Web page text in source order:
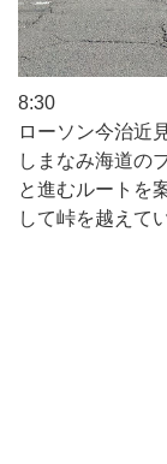
8:30
ローソン今治近
しまなみ海道の
と進むルートを
して峠を越えて